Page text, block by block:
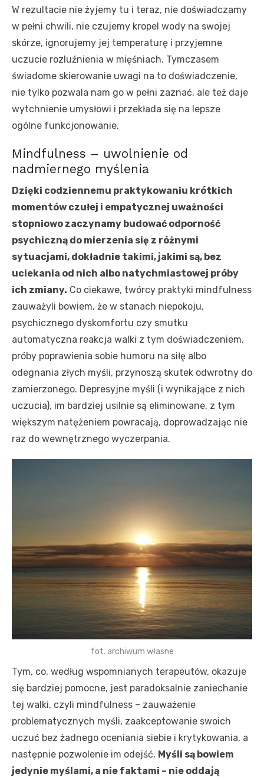
W rezultacie nie żyjemy tu i teraz, nie doświadczamy
w pełni chwili, nie czujemy kropel wody na swojej
skórze, ignorujemy jej temperaturę i przyjemne
uczucie rozluźnienia w mięśniach. Tymczasem
świadome skierowanie uwagi na to doświadczenie,
nie tylko pozwala nam go w pełni zaznać, ale też daje
wytchnienie umysłowi i przekłada się na lepsze
ogólne funkcjonowanie.
Mindfulness – uwolnienie od
nadmiernego myślenia
Dzięki codziennemu praktykowaniu krótkich
momentów czułej i empatycznej uważności
stopniowo zaczynamy budować odporność
psychiczną do mierzenia się z różnymi
sytuacjami, dokładnie takimi, jakimi są, bez
uciekania od nich albo natychmiastowej próby
ich zmiany. Co ciekawe, twórcy praktyki mindfulness
zauważyli bowiem, że w stanach niepokoju,
psychicznego dyskomfortu czy smutku
automatyczna reakcja walki z tym doświadczeniem,
próby poprawienia sobie humoru na siłę albo
odegnania złych myśli, przynoszą skutek odwrotny do
zamierzonego. Depresyjne myśli (i wynikające z nich
uczucia), im bardziej usilnie są eliminowane, z tym
większym natężeniem powracają, doprowadzając nie
raz do wewnętrznego wyczerpania.
fot. archiwum własne
Tym, co, według wspomnianych terapeutów, okazuje
się bardziej pomocne, jest paradoksalnie zaniechanie
tej walki, czyli mindfulness – zauważenie
problematycznych myśli, zaakceptowanie swoich
uczuć bez żadnego oceniania siebie i krytykowania, a
następnie pozwolenie im odejść. Myśli są bowiem
jedynie myślami, a nie faktami – nie oddają